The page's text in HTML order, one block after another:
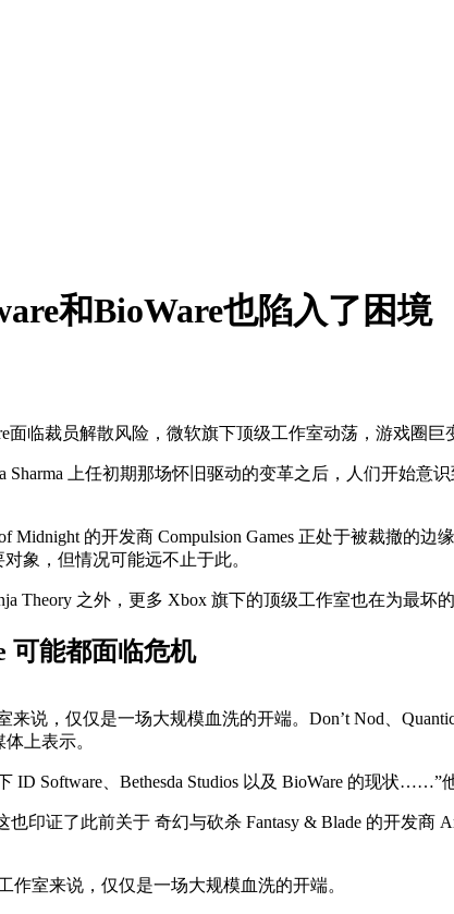
和BioWare也陷入了困境
面临裁员解散风险，微软旗下顶级工作室动荡，游戏圈巨
Sharma 上任初期那场怀旧驱动的变革之后，人们开始
的开发商 Compulsion Games 正处于被裁撤的
象，但情况可能远不止于此。
Theory 之外，更多 Xbox 旗下的顶级工作室也在为最
可能都面临危机
说，仅仅是一场大规模血洗的开端。Don’t Nod、
上表示。
Software、Bethesda Studios 以及 BioWare 的现状
印证了此前关于 奇幻与砍杀 Fantasy & Blade 的开发
室来说，仅仅是一场大规模血洗的开端。